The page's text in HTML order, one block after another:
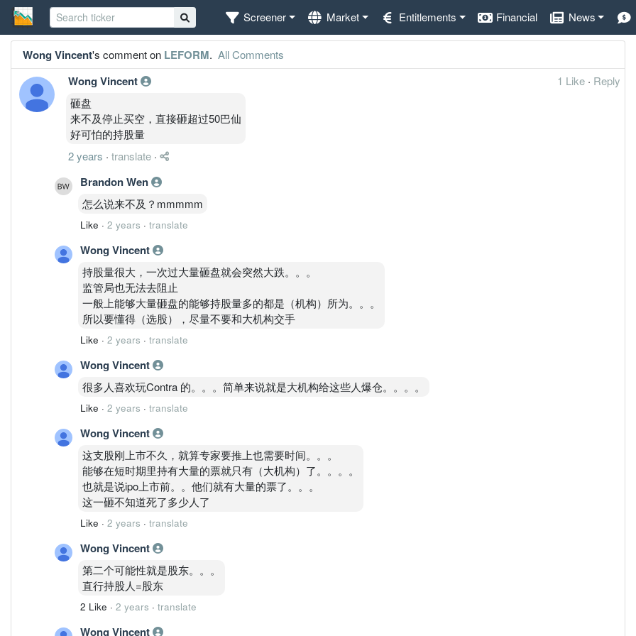
Screener Market Entitlements Financial News
Wong Vincent's comment on LEFORM. All Comments
Wong Vincent 1 Like · Reply
砸盘
来不及停止买空，直接砸超过50巴仙
好可怕的持股量
2 years · translate ·
Brandon Wen
怎么说来不及？mmmmm
Like · 2 years · translate
Wong Vincent
持股量很大，一次过大量砸盘就会突然大跌。。。
监管局也无法去阻止
一般上能够大量砸盘的能够持股量多的都是（机构）所为。。。
所以要懂得（选股），尽量不要和大机构交手
Like · 2 years · translate
Wong Vincent
很多人喜欢玩Contra 的。。。简单来说就是大机构给这些人爆仓。。。。
Like · 2 years · translate
Wong Vincent
这支股刚上市不久，就算专家要推上也需要时间。。。
能够在短时期里持有大量的票就只有（大机构）了。。。。
也就是说ipo上市前。。他们就有大量的票了。。。
这一砸不知道死了多少人了
Like · 2 years · translate
Wong Vincent
第二个可能性就是股东。。。
直行持股人=股东
2 Like · 2 years · translate
Wong Vincent